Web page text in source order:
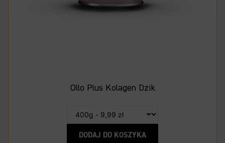
Ollo Plus Kolagen Dzik
DODAJ DO KOSZYKA